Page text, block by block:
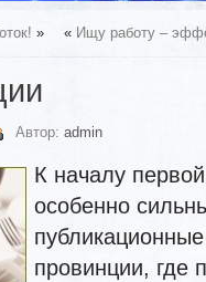
» « Ищу работу –
Автор: admin
К началу
особенно
провинции, где